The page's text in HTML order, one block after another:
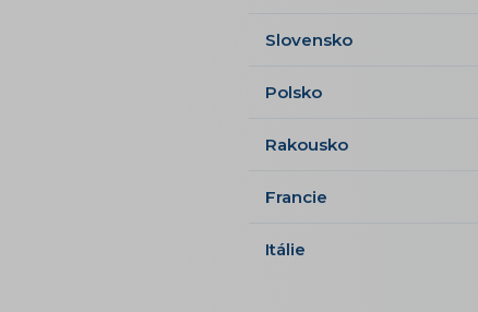
Slovensko
Polsko
Rakousko
Francie
Itálie